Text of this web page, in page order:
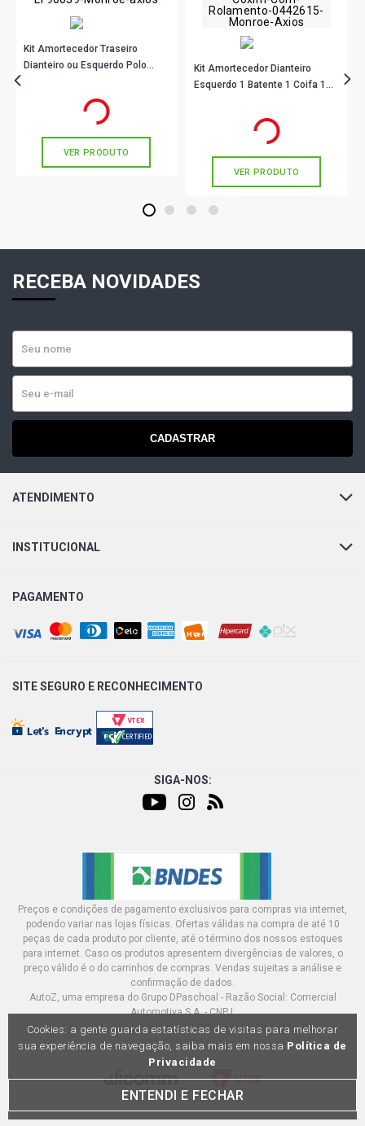
Kit Amortecedor Traseiro
Dianteiro ou Esquerdo Polo
em até 3x de
VER PRODUTO
Kit Amortecedor Dianteiro
Esquerdo 1 Batente 1 Coifa 1
0442615 Monroe Axios
em até 6x de
VER PRODUTO
1 2 3 4
RECEBA NOVIDADES
CADASTRAR
ATENDIMENTO
INSTITUCIONAL
PAGAMENTO
SITE SEGURO E RECONHECIMENTO
SIGA-NOS:
Preços e condições de pagamento exclusivos para compras via internet,
podendo variar nas lojas físicas. Ofertas válidas na compra de até 10
peças de cada produto por cliente, até o término dos nossos estoques
para internet. Caso os produtos apresentem divergências de valores, o
preço válido é o do carrinhos de compras. Vendas sujeitas a análise e
confirmação de dados.
AutoZ, uma empresa do Grupo DPaschoal - Razão Social: Comercial
Automotiva S.A. - CNPJ:
45.987.005/0169-49 - Rua Edmundo Navarro de Andrade, 1700 - CEP 13031-
695, Campinas-SP
Cookies: a gente guarda estatísticas de visitas para melhorar
sua experiência de navegação, saiba mais em nossa Política de
Privacidade
ENTENDI E FECHAR